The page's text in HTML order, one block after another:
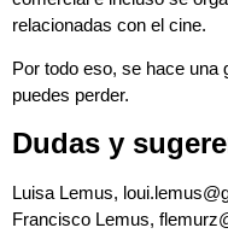
relacionadas con el cine.
Por todo eso, se hace una
puedes perder.
Dudas y
Luisa Lemus,
Francisco Lemus,